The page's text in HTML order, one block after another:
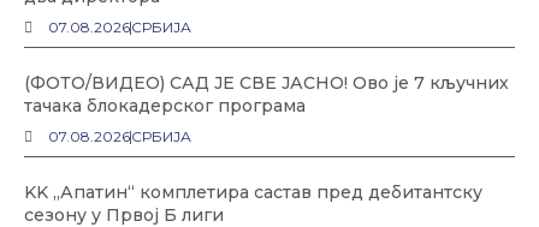
07.08.2026СРБИЈА
(ФОТО/ВИДЕО) САД ЈЕ СВЕ ЈАСНО! Ово је 7 кључних
тачака блокадерског програма
07.08.2026СРБИЈА
KK „Апатин“ комплетира састав пред дебитантску
сезону у Првој Б лиги